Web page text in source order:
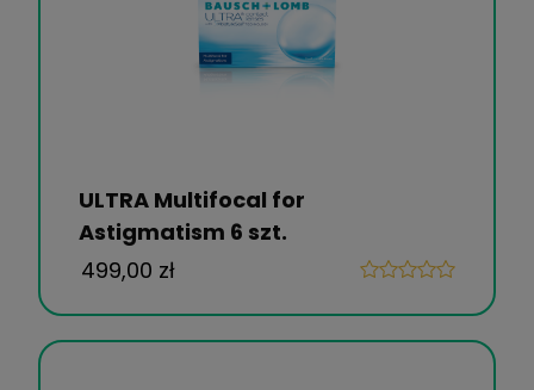
ULTRA Multifocal for
Astigmatism 6 szt.
499,00 zł